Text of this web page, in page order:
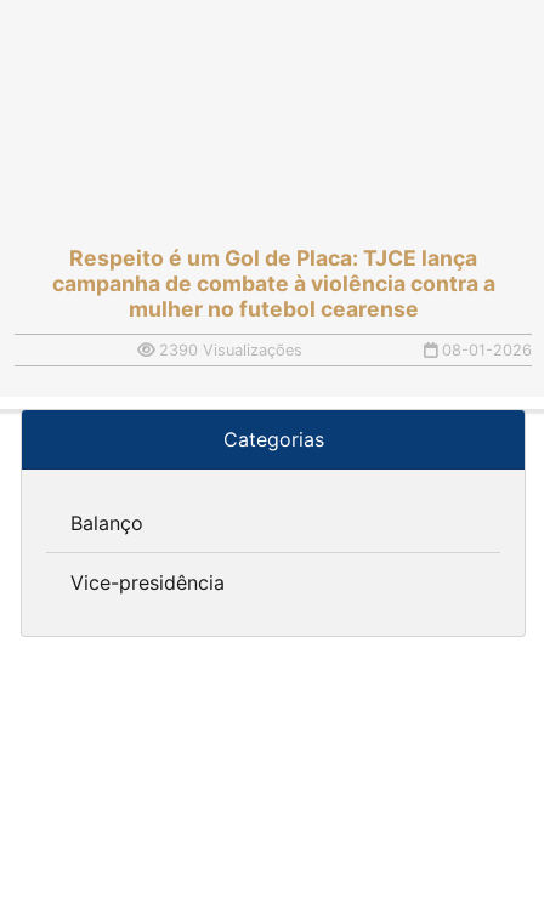
Respeito é um Gol de Placa: TJCE lança
campanha de combate à violência contra a
mulher no futebol cearense
2390 Visualizações 08-01-2026
Categorias
Balanço
Vice-presidência